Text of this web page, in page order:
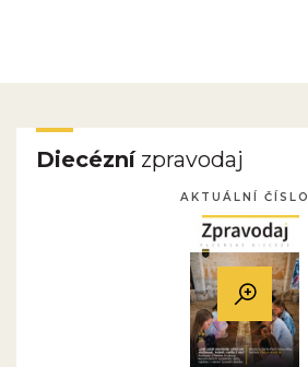
Diecéznízpravodaj
AKTUÁLNÍ ČÍSLO